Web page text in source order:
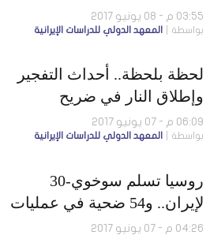
منفذي العمليات المسلحة
03:55 م - 08 يونيو 2017
بواسطة المعهد الدولي للدراسات الإيرانية
لحظة بلحظة.. أحداث التفجير
وإطلاق النار في ضريح
الخميني والبرلمان الإيرانيّ
06:09 م - 07 يونيو 2017
بواسطة المعهد الدولي للدراسات الإيرانية
روسيا تسلم سوخوي-30
لإيران.. و54 ضحية في عمليات
طهران المسلحة
04:26 م - 07 يونيو 2017